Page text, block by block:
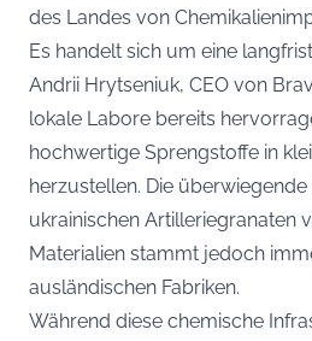
des Landes von
Es handelt sich um eine
Andrii Hrytseniuk, CEO von
lokale Labore bereits
hochwertige Sprengstoffe in
herzustellen. Die
ukrainischen Artilleriegranaten
Materialien stammt jedoch
ausländischen Fabriken.
Während diese chemische